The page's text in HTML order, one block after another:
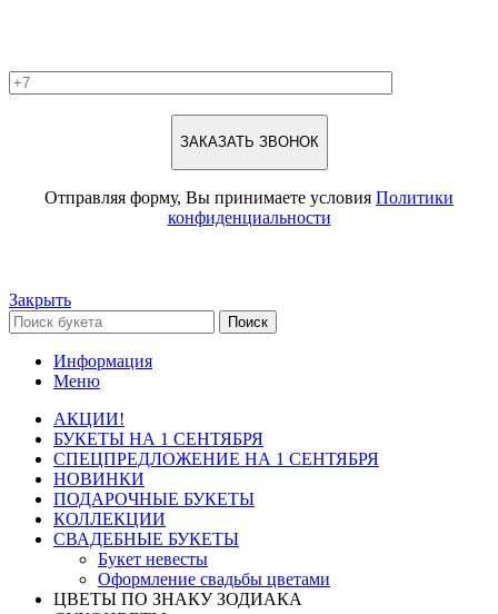
Отправляя форму, Вы принимаете условия Политики
конфиденциальности
Закрыть
Поиск
Информация
Меню
АКЦИИ!
БУКЕТЫ НА 1 СЕНТЯБРЯ
СПЕЦПРЕДЛОЖЕНИЕ НА 1 СЕНТЯБРЯ
НОВИНКИ
ПОДАРОЧНЫЕ БУКЕТЫ
КОЛЛЕКЦИИ
СВАДЕБНЫЕ БУКЕТЫ
Букет невесты
Оформление свадьбы цветами
ЦВЕТЫ ПО ЗНАКУ ЗОДИАКА